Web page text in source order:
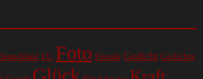
EU Foto Freude Gedicht Gedichte